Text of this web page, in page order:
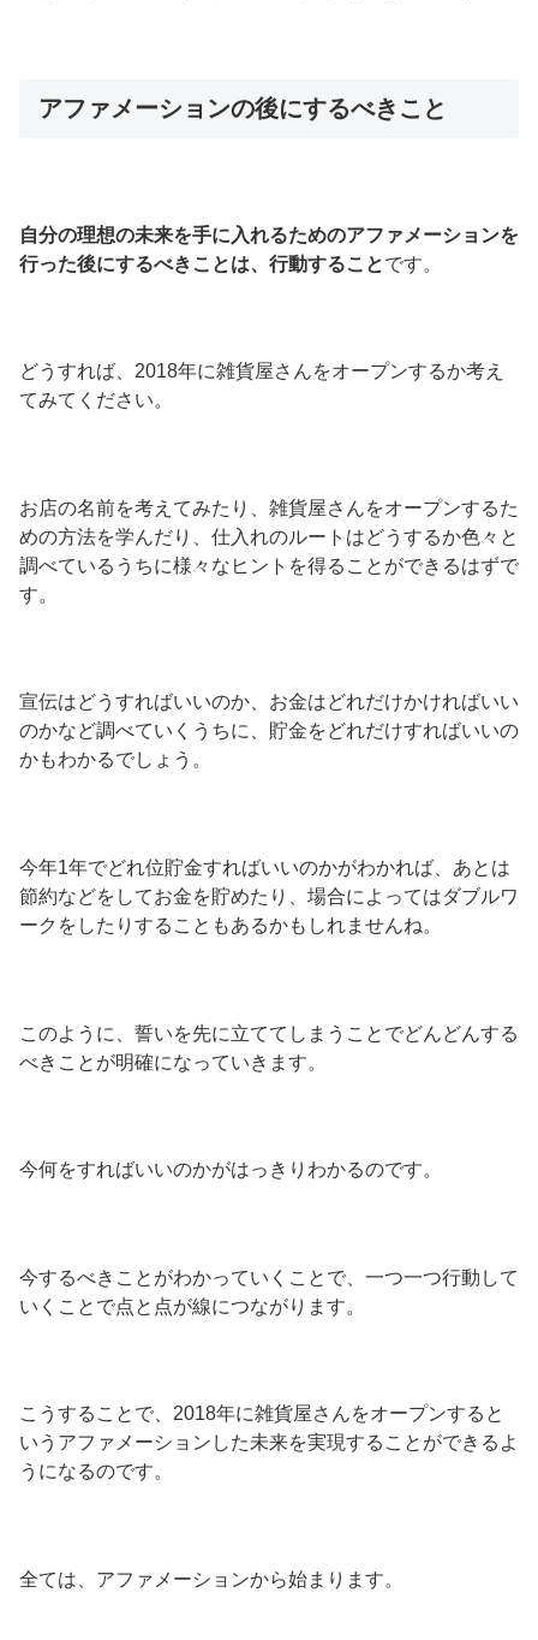
アファメーションの後にするべきこと
自分の理想の未来を手に入れるためのアファメーションを
行った後にするべきことは、行動することです。
どうすれば、2018年に雑貨屋さんをオープンするか考え
てみてください。
お店の名前を考えてみたり、雑貨屋さんをオープンするた
めの方法を学んだり、仕入れのルートはどうするか色々と
調べているうちに様々なヒントを得ることができるはずで
す。
宣伝はどうすればいいのか、お金はどれだけかければいい
のかなど調べていくうちに、貯金をどれだけすればいいの
かもわかるでしょう。
今年1年でどれ位貯金すればいいのかがわかれば、あとは
節約などをしてお金を貯めたり、場合によってはダブルワ
ークをしたりすることもあるかもしれませんね。
このように、誓いを先に立ててしまうことでどんどんする
べきことが明確になっていきます。
今何をすればいいのかがはっきりわかるのです。
今するべきことがわかっていくことで、一つ一つ行動して
いくことで点と点が線につながります。
こうすることで、2018年に雑貨屋さんをオープンすると
いうアファメーションした未来を実現することができるよ
うになるのです。
全ては、アファメーションから始まります。